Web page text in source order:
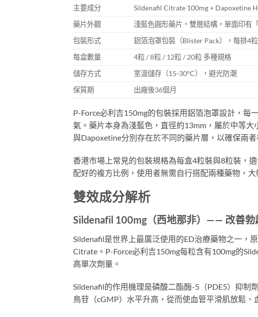
主要成分
Sildenafil Citrate 100mg + Dapoxetine
藥片外觀
淺藍色圓形藥片，雙層結構，單面印有
包裝形式
鋁箔泡罩包裝（Blister Pack），每排4粒
每盒數量
4粒 / 8粒 / 12粒 / 20粒 多種規格
儲存方式
室溫儲存（15-30°C），避光防潮
保質期
出廠後36個月
P-Force必利吉150mg的包裝採用鋁箔泡罩設計，每
氣。藥片本身為淺藍色，直徑約13mm，屬於中等
與Dapoxetine分別存在於不同的藥片層，以確保兩
香港市場上常見的包裝規格為每盒4粒裝與8粒裝，
配好的複方比例，使用者無需自行搭配兩種藥物，大
雙效成分解析
Sildenafil 100mg（西地那非）—— 改善勃
Sildenafil是世界上最廣泛使用的ED治療藥物之一，
Citrate。P-Force必利吉150mg每粒含有100mg的
高單次劑量。
Sildenafil的作用機理是磷酸二酯酶-5（PDE5）抑制
鳥苷（cGMP）水平升高，從而使血管平滑肌放鬆